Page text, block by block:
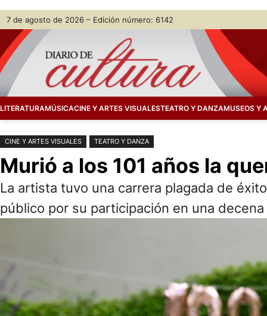
Saltar
contenido
Skip
content
7 de agosto de 2026 – Edición número: 6142
LITERATURAMÚSICACINE Y ARTES VISUALESTEATRO Y DANZAMUSEOS Y
CINE Y ARTES VISUALES TEATRO Y DANZA
Murió a los 101 años la
La artista tuvo una carrera plagada de
público por su participación en una